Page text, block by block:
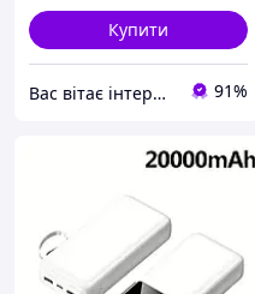
Купити
Вас вітає інтернет магазин SvetOn! 91%